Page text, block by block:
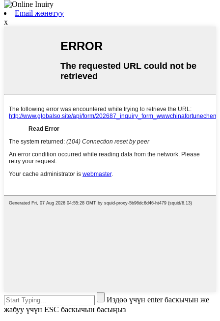
Email жөнөтүү
x
Издөө үчүн enter баскычын же
жабуу үчүн ESC баскычын басыңыз